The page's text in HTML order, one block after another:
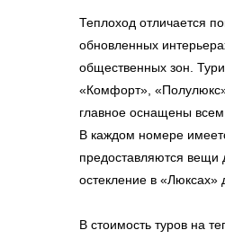
Теплоход отличается
обновленных
общественных зон.
«Комфорт»,
главное оснащены
В каждом номере
предоставляются вещи
остекление в «Люксах»
В стоимость туров на